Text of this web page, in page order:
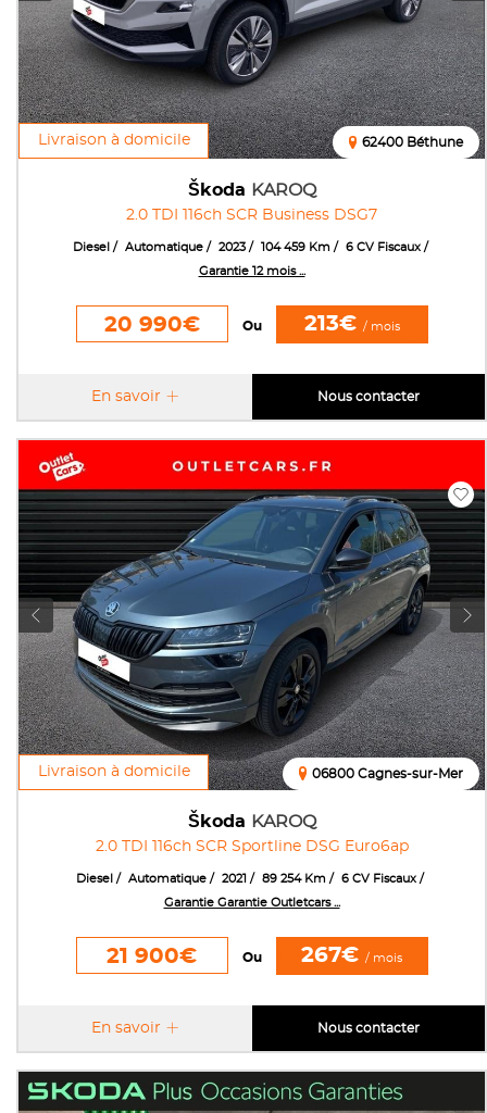
Livraison à domicile
Škoda KAROQ
2.0 TDI 116ch SCR Business DSG7
62400 Béthune
Diesel Automatique 2023 104 459 Km
6 CV Fiscaux
Garantie 12 mois ...
20 990€ Ou 213€ / mois
En savoir Nous contacter
Livraison à domicile
Škoda KAROQ
2.0 TDI 116ch SCR Sportline DSG Euro6ap
06800 Cagnes-sur-Mer
Diesel Automatique 2021 89 254 Km
6 CV Fiscaux
Garantie Garantie Outletcars ...
21 900€ Ou 267€ / mois
En savoir Nous contacter